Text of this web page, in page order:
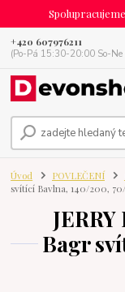
+420 607976211
(Po-Pá 15:30-20:00 So-
Úvod POVLEČENÍ
svítící Bavlna, 140/200,
Bagr